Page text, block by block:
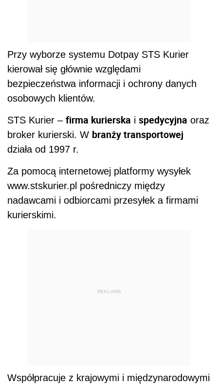
Przy wyborze systemu Dotpay STS Kurier
kierował się głównie względami
bezpieczeństwa informacji i ochrony danych
osobowych klientów.
STS Kurier – firma kurierska i spedycyjna oraz
broker kurierski. W branży transportowej
działa od 1997 r.
Za pomocą internetowej platformy wysyłek
www.stskurier.pl pośredniczy między
nadawcami i odbiorcami przesyłek a firmami
kurierskimi.
REKLAMA
Współpracuje z krajowymi i międzynarodowymi